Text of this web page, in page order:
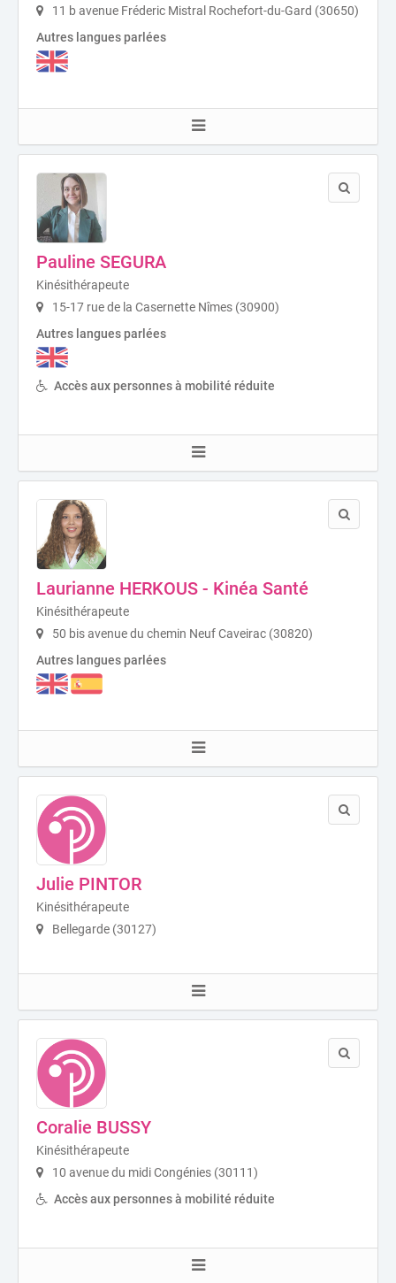
11 b avenue Fréderic Mistral Rochefort-du-Gard (30650)
Autres langues parlées
Pauline SEGURA
Kinésithérapeute
15-17 rue de la Casernette Nîmes (30900)
Autres langues parlées
Accès aux personnes à mobilité réduite
Laurianne HERKOUS - Kinéa Santé
Kinésithérapeute
50 bis avenue du chemin Neuf Caveirac (30820)
Autres langues parlées
Julie PINTOR
Kinésithérapeute
Bellegarde (30127)
Coralie BUSSY
Kinésithérapeute
10 avenue du midi Congénies (30111)
Accès aux personnes à mobilité réduite